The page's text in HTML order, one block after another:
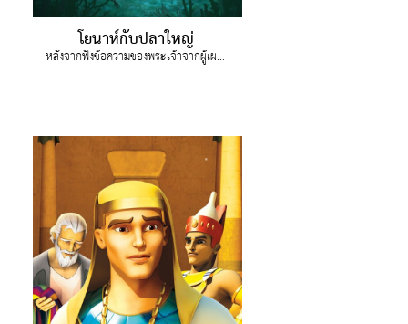
โยนาห์กับปลาใหญ่
หลังจากฟังข้อความของพระเจ้าจากผู้เผยพระวจนะโยนาห์ จอยตระหนักว่าความเมตตาเป็นของขวัญที่วิเศษสุด